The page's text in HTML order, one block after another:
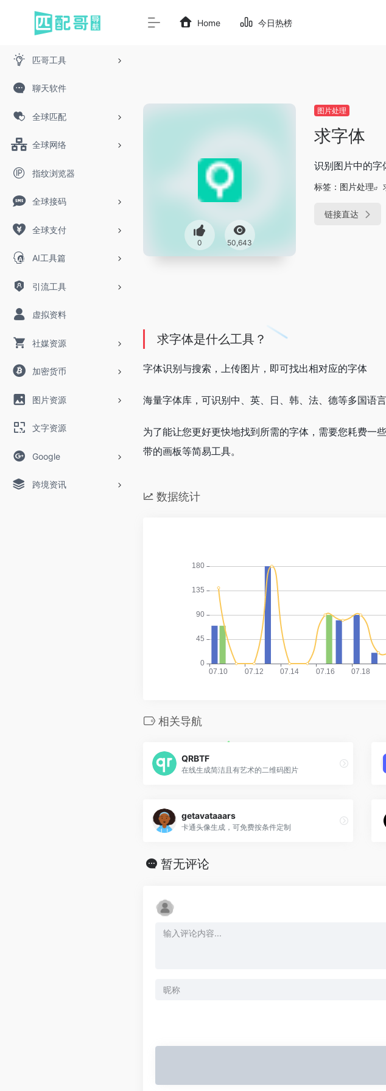
匹哥工具
聊天软件
全球匹配
全球网络
指纹浏览器
全球接码
全球支付
AI工具篇
引流工具
虚拟资料
社媒资源
加密货币
图片资源
文字资源
Google
跨境资讯
Home 今日热榜
0 50,643
图片处理
求字体
识别图片中的字
标签： 图片处理
链接直达
求字体是什么工具？
字体识别与搜索，上传图片，即可找出相对应的字体
海量字体库，可识别中、英、日、韩、法、德等多国语
为了能让您更好更快地找到所需的字体，需要您耗费
带的画板等简易工具。
数据统计
相关导航
QRBTF
在线生成简洁且有艺术的二维码图片
getavataaars
卡通头像生成，可免费按条件定制
暂无评论